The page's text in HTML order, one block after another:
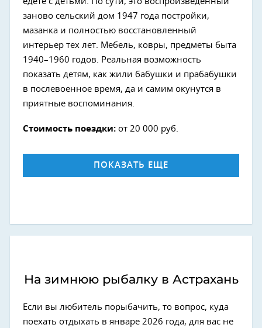
заново сельский дом 1947 года постройки,
мазанка и полностью восстановленный
интерьер тех лет. Мебель, ковры, предметы быта
1940–1960 годов. Реальная возможность
показать детям, как жили бабушки и прабабушки
в послевоенное время, да и самим окунутся в
приятные воспоминания.
Стоимость поездки: от 20 000 руб.
ПОКАЗАТЬ ЕЩЕ
На зимнюю рыбалку в Астрахань
Если вы любитель порыбачить, то вопрос, куда
поехать отдыхать в январе 2026 года, для вас не